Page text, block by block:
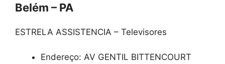
Belém – PA
ESTRELA ASSISTENCIA – Televisores
Endereço: AV GENTIL BITTENCOURT